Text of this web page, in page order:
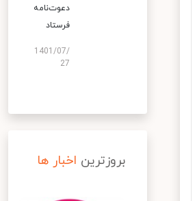
دعوت‌نامه
فرستاد
1401/07/
27
بروزترین اخبار ها